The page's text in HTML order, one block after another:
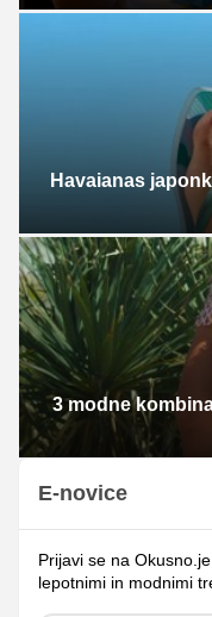
Havaianas
3 modne
E-novice
Prijavi se na
lepotnimi in modnimi